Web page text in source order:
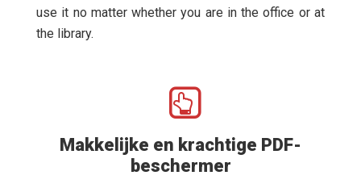
use it no matter whether you are in the office or at
the library.
Makkelijke en krachtige PDF-
beschermer